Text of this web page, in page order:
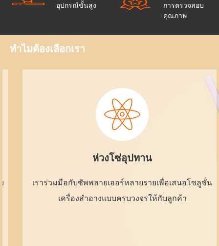
อุปกรณ์ขั้นสูง
การตรวจสอบ
คุณภาพ
ทำไมต้องเลือกเรา
ห่วงโซ่อุปทาน
เราร่วมมือกับซัพพลายเออร์หลายรายเพื่อเสนอโซลูชั่น
เครื่องสำอางแบบครบวงจรให้กับลูกค้า